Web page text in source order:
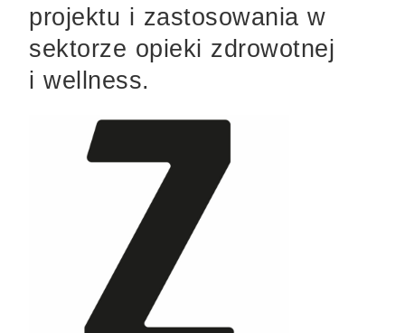
projektu i zastosowania w
sektorze opieki zdrowotnej
i wellness.